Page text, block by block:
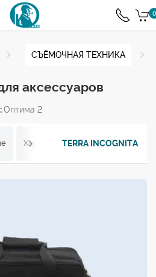
0
СЪЁМОЧНАЯ ТЕХНИКА
аксессуаров
Оптима 2
Характеристики Отзывы
TERRA INCOGNITA